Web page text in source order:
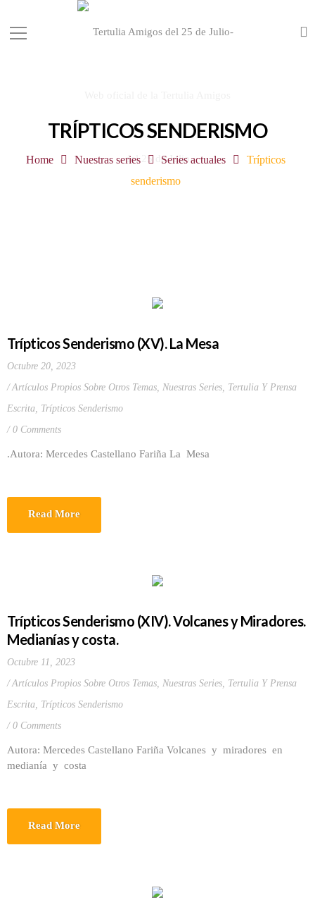
TRÍPTICOS SENDERISMO
Home Nuestras series Series actuales
Trípticos
senderismo
Trípticos Senderismo (XV). La Mesa
Octubre 20, 2023
Artículos Propios Sobre Otros Temas, Nuestras Series, Tertulia Y Prensa
Escrita, Trípticos Senderismo
0 Comments
.Autora: Mercedes Castellano Fariña La Mesa
Read More
Trípticos Senderismo (XIV). Volcanes y Miradores.
Medianías y costa.
Octubre 11, 2023
Artículos Propios Sobre Otros Temas, Nuestras Series, Tertulia Y Prensa
Escrita, Trípticos Senderismo
0 Comments
Autora: Mercedes Castellano Fariña Volcanes y miradores en
medianía y costa
Read More